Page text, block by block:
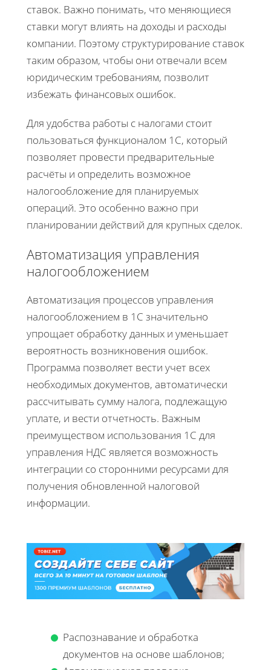
ставок. Важно понимать, что меняющиеся
ставки могут влиять на доходы и расходы
компании. Поэтому структурирование ставок
таким образом, чтобы они отвечали всем
юридическим требованиям, позволит
избежать финансовых ошибок.
Для удобства работы с налогами стоит
пользоваться функционалом 1С, который
позволяет провести предварительные
расчёты и определить возможное
налогообложение для планируемых
операций. Это особенно важно при
планировании действий для крупных сделок.
Автоматизация управления
налогообложением
Автоматизация процессов управления
налогообложением в 1С значительно
упрощает обработку данных и уменьшает
вероятность возникновения ошибок.
Программа позволяет вести учет всех
необходимых документов, автоматически
рассчитывать сумму налога, подлежащую
уплате, и вести отчетность. Важным
преимуществом использования 1С для
управления НДС является возможность
интеграции со сторонними ресурсами для
получения обновленной налоговой
информации.
Распознавание и обработка
документов на основе шаблонов;